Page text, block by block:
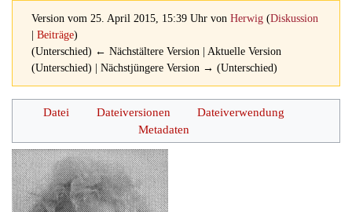
Version vom 25. April 2015, 15:39 Uhr von Herwig (Diskussion
Beiträge)
(Unterschied) ← Nächstältere Version | Aktuelle Version
(Unterschied) | Nächstjüngere Version → (Unterschied)
Wechseln zu: Navigation,Suche
Datei Dateiversionen
Dateiverwendung
Metadaten